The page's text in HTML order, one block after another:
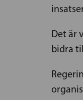
Det är
bidra